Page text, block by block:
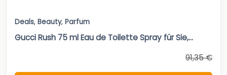
Deals, Beauty, Parfum
Gucci Rush 75 ml Eau de Toilette Spray für Sie,...
91,35 €